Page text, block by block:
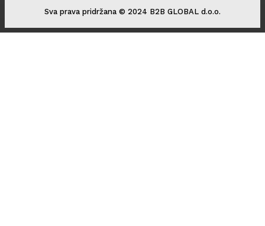
Sva prava pridržana © 2024 B2B GLOBAL d.o.o.